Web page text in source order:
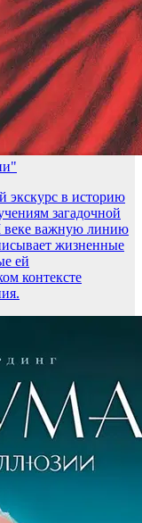
экскурс в историю
загадочной
важную линию
жизненные
ей
контексте